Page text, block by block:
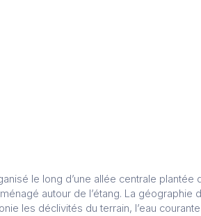
le long d’une allée centrale plantée
autour de l’étang. La géographie
les déclivités du terrain, l’eau